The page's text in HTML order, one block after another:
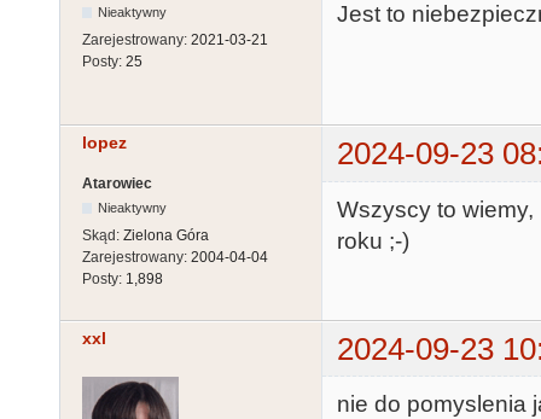
Nieaktywny
Zarejestrowany: 2021-03-21
Posty: 25
Jest to
lopez 2024-09-23
Atarowiec
Nieaktywny
Skąd: Zielona Góra
Zarejestrowany: 2004-04-04
Posty: 1,898
Wszyscy to wiemy,
roku ;-)
xxl 2024-09-23
nie do pomyslenia